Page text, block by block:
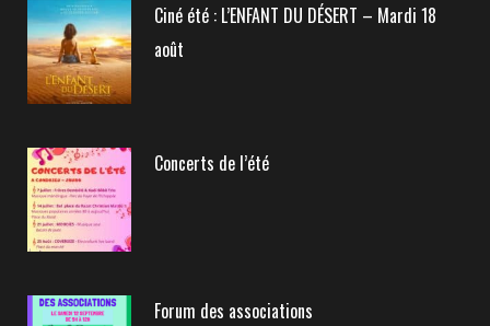
Ciné été : L’ENFANT DU DÉSERT – Mardi 18
août
Concerts de l’été
Forum des associations